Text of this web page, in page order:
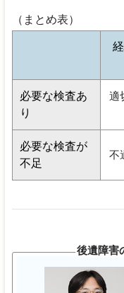
（まとめ表）
必要な検査あ
り
適
必要な検査が
不足
不
後遺障害